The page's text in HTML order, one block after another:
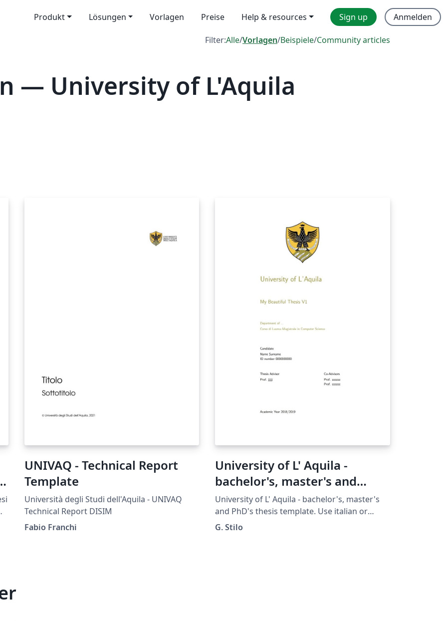
Produkt Lösungen Vorlagen Preise Help & resources Sign up Anmelden
Filter:Alle/Vorlagen/Beispiele/Community articles
— University of L'Aquila
UNIVAQ - Technical Report
Template
Università degli Studi dell'Aquila - UNIVAQ
Technical Report DISIM
Fabio Franchi
University of L' Aquila -
bachelor's, master's and
PhD's thesis template.
University of L' Aquila - bachelor's, master's
and PhD's thesis template. Use italian or
english as language option. You must specify
G. Stilo